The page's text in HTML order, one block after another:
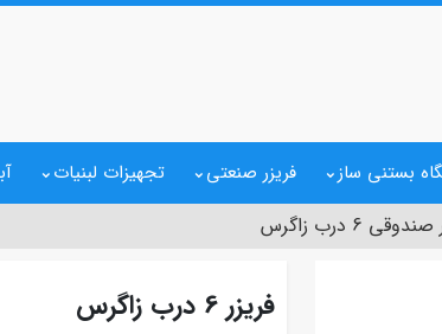
بستنی ساز فریزر صنعتی تجهیزات لبنیات
6 درب زاگرس
فریزر 6 درب زاگرس